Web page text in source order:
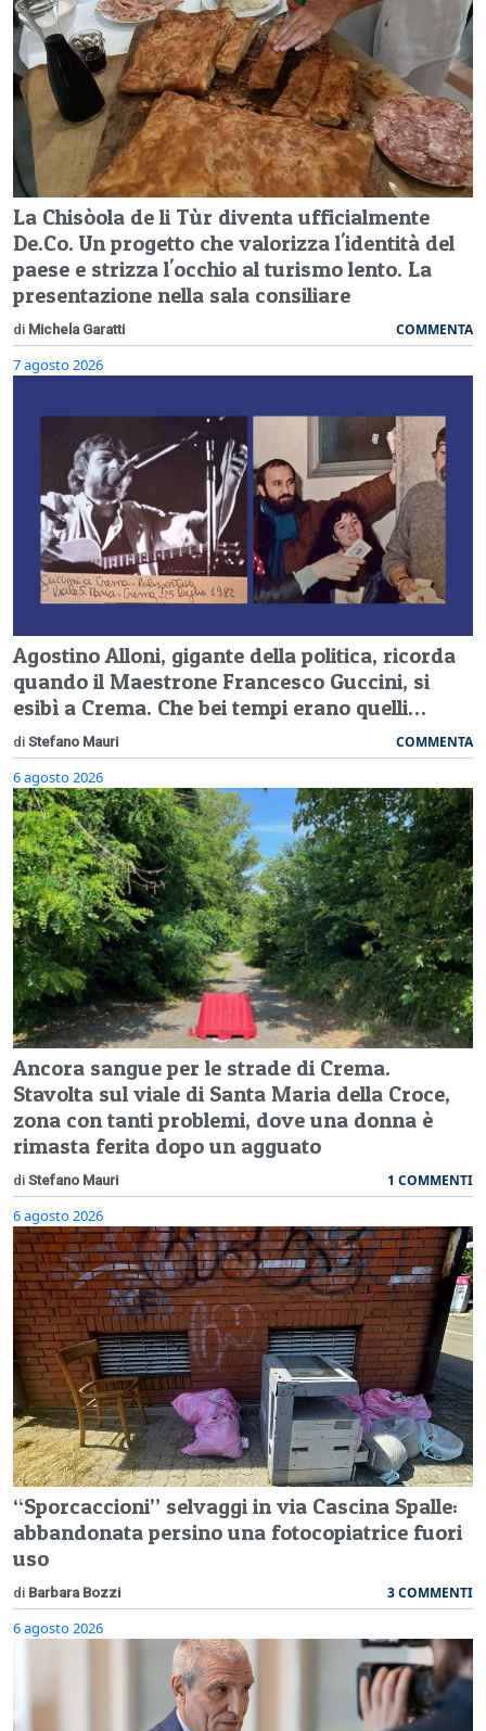
La Chisòola de li Tùr diventa ufficialmente
De.Co. Un progetto che valorizza l'identità del
paese e strizza l'occhio al turismo lento. La
presentazione nella sala consiliare
di Michela Garatti COMMENTA
7 agosto 2026
Agostino Alloni, gigante della politica, ricorda
quando il Maestrone Francesco Guccini, si
esibì a Crema. Che bei tempi erano quelli…
di Stefano Mauri COMMENTA
6 agosto 2026
Ancora sangue per le strade di Crema.
Stavolta sul viale di Santa Maria della Croce,
zona con tanti problemi, dove una donna è
rimasta ferita dopo un agguato
di Stefano Mauri 1 COMMENTI
6 agosto 2026
“Sporcaccioni” selvaggi in via Cascina Spalle:
abbandonata persino una fotocopiatrice fuori
uso
di Barbara Bozzi 3 COMMENTI
6 agosto 2026